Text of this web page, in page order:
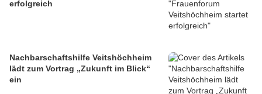
erfolgreich
Nachbarschaftshilfe Veitshöchheim
lädt zum Vortrag „Zukunft im Blick“
ein